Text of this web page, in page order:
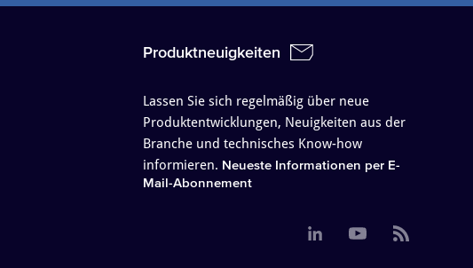
Produktneuigkeiten
Lassen Sie sich regelmäßig über neue
Produktentwicklungen, Neuigkeiten aus der
Branche und technisches Know-how
informieren. Neueste Informationen per E-
Mail-Abonnement